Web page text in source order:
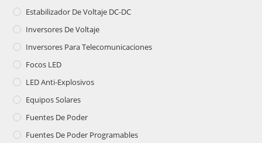
Estabilizador De Voltaje DC-DC
Inversores De Voltaje
Inversores Para Telecomunicaciones
Focos LED
LED Anti-Explosivos
Equipos Solares
Fuentes De Poder
Fuentes De Poder Programables